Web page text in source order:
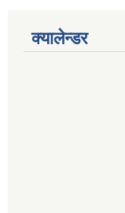
क्यालेन्डर